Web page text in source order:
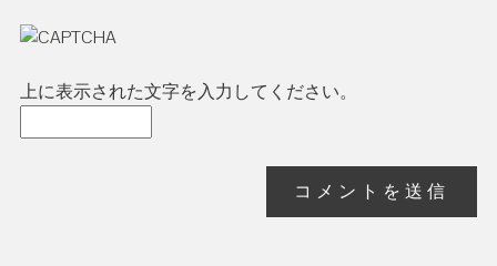
上に表示された文字を入力してください。